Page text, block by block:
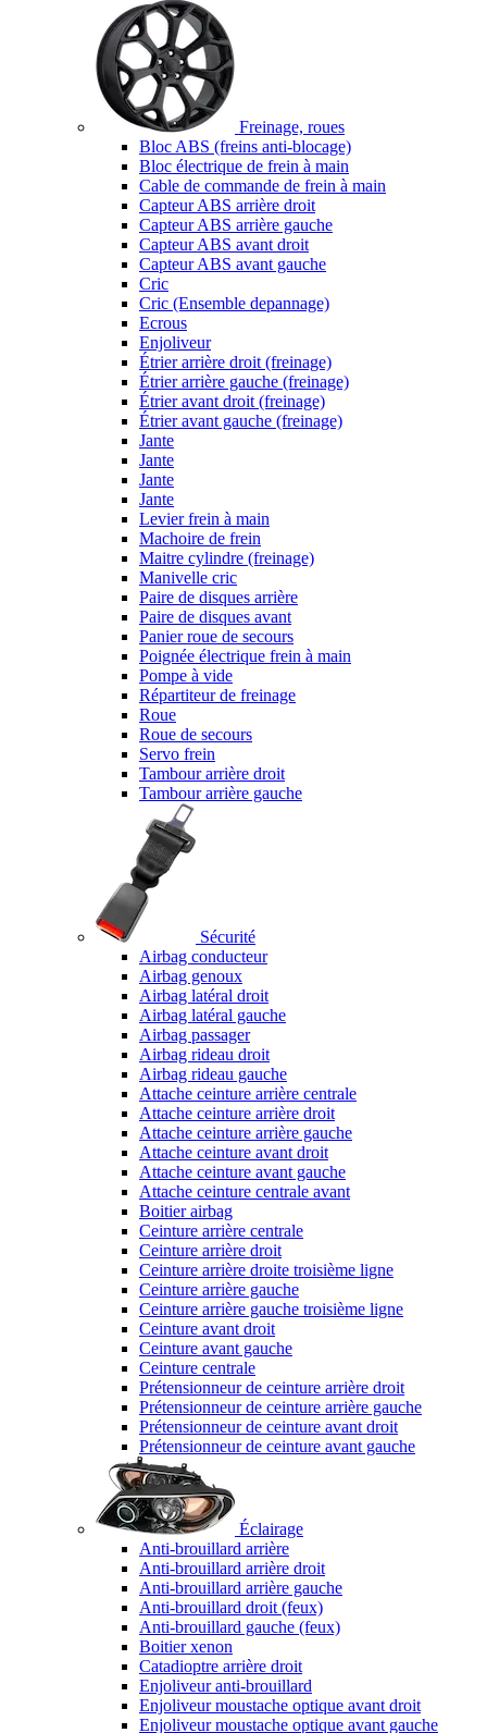
Freinage, roues
Bloc ABS (freins anti-blocage)
Bloc électrique de frein à main
Cable de commande de frein à main
Capteur ABS arrière droit
Capteur ABS arrière gauche
Capteur ABS avant droit
Capteur ABS avant gauche
Cric
Cric (Ensemble depannage)
Ecrous
Enjoliveur
Étrier arrière droit (freinage)
Étrier arrière gauche (freinage)
Étrier avant droit (freinage)
Étrier avant gauche (freinage)
Jante
Jante
Jante
Jante
Levier frein à main
Machoire de frein
Maitre cylindre (freinage)
Manivelle cric
Paire de disques arrière
Paire de disques avant
Panier roue de secours
Poignée électrique frein à main
Pompe à vide
Répartiteur de freinage
Roue
Roue de secours
Servo frein
Tambour arrière droit
Tambour arrière gauche
Sécurité
Airbag conducteur
Airbag genoux
Airbag latéral droit
Airbag latéral gauche
Airbag passager
Airbag rideau droit
Airbag rideau gauche
Attache ceinture arrière centrale
Attache ceinture arrière droit
Attache ceinture arrière gauche
Attache ceinture avant droit
Attache ceinture avant gauche
Attache ceinture centrale avant
Boitier airbag
Ceinture arrière centrale
Ceinture arrière droit
Ceinture arrière droite troisième ligne
Ceinture arrière gauche
Ceinture arrière gauche troisième ligne
Ceinture avant droit
Ceinture avant gauche
Ceinture centrale
Prétensionneur de ceinture arrière droit
Prétensionneur de ceinture arrière gauche
Prétensionneur de ceinture avant droit
Prétensionneur de ceinture avant gauche
Éclairage
Anti-brouillard arrière
Anti-brouillard arrière droit
Anti-brouillard arrière gauche
Anti-brouillard droit (feux)
Anti-brouillard gauche (feux)
Boitier xenon
Catadioptre arrière droit
Enjoliveur anti-brouillard
Enjoliveur moustache optique avant droit
Enjoliveur moustache optique avant gauche